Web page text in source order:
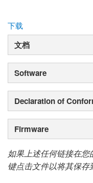
下载
文档
Software
Declaration of
Firmware
如果上述任何链接在
键点击文件以将其保存